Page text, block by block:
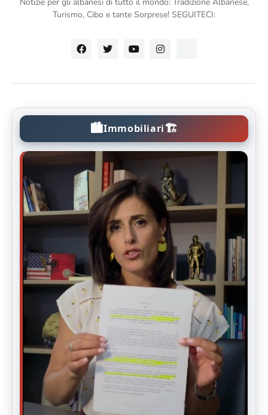
Turismo, Cibo e tante Sorprese! SEGUITECI:
🏙️Immobiliari🏗️